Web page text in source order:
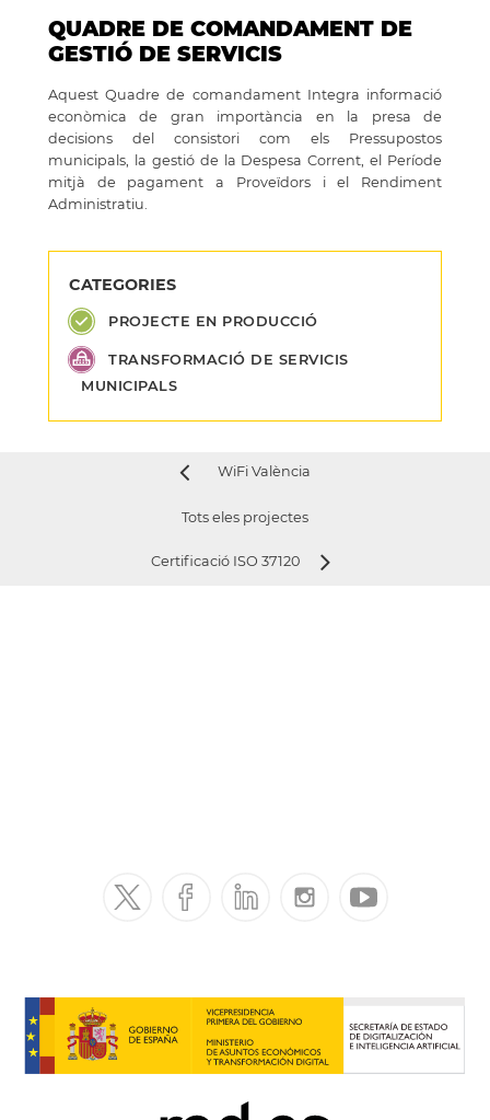
QUADRE DE COMANDAMENT DE
GESTIÓ DE SERVICIS
Aquest Quadre de comandament Integra informació
econòmica de gran importància en la presa de
decisions del consistori com els Pressupostos
municipals, la gestió de la Despesa Corrent, el Període
mitjà de pagament a Proveïdors i el Rendiment
Administratiu.
CATEGORIES
PROJECTE EN PRODUCCIÓ
TRANSFORMACIÓ DE SERVICIS
MUNICIPALS
WiFi València
Tots eles projectes
Certificació ISO 37120